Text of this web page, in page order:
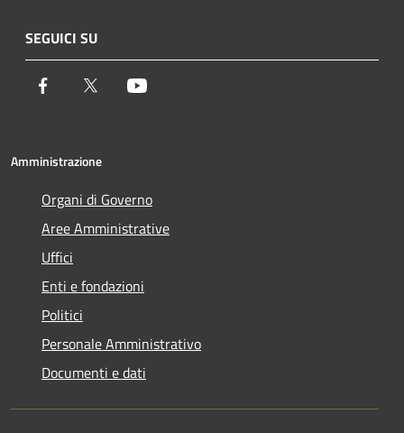
SEGUICI SU
Facebook Twitter
Amministrazione
Organi di Governo
Aree Amministrative
Uffici
Enti e fondazioni
Politici
Personale Amministrativo
Documenti e dati